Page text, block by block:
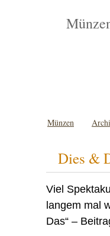
Münzen
Dies &
Viel
langem mal
Das“ –